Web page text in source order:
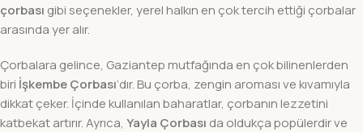
çorbası gibi seçenekler, yerel halkın en çok tercih ettiği çorbalar
arasında yer alır.
Çorbalara gelince, Gaziantep mutfağında en çok bilinenlerden
biri İşkembe Çorbası‘dır. Bu çorba, zengin aroması ve kıvamıyla
dikkat çeker. İçinde kullanılan baharatlar, çorbanın lezzetini
katbekat artırır. Ayrıca, Yayla Çorbası da oldukça popülerdir ve